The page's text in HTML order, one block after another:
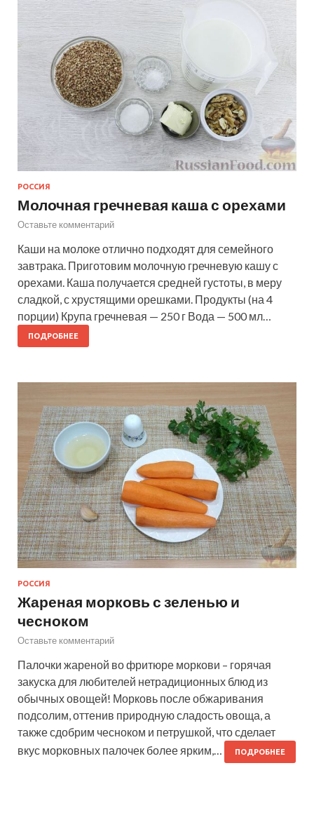
РОССИЯ
Молочная гречневая каша с орехами
Оставьте комментарий
Каши на молоке отлично подходят для семейного
завтрака. Приготовим молочную гречневую кашу с
орехами. Каша получается средней густоты, в меру
сладкой, с хрустящими орешками. Продукты (на 4
порции) Крупа гречневая — 250 г Вода — 500 мл…
ПОДРОБНЕЕ
РОССИЯ
Жареная морковь с зеленью и
чесноком
Оставьте комментарий
Палочки жареной во фритюре моркови – горячая
закуска для любителей нетрадиционных блюд из
обычных овощей! Морковь после обжаривания
подсолим, оттенив природную сладость овоща, а
также сдобрим чесноком и петрушкой, что сделает
вкус морковных палочек более ярким,…
ПОДРОБНЕЕ